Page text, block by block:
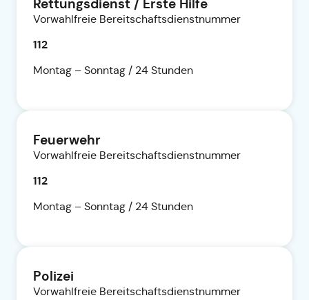
Rettungsdienst / Erste Hilfe
Vorwahlfreie Bereitschaftsdienstnummer
112
Montag – Sonntag / 24 Stunden
Feuerwehr
Vorwahlfreie Bereitschaftsdienstnummer
112
Montag – Sonntag / 24 Stunden
Polizei
Vorwahlfreie Bereitschaftsdienstnummer